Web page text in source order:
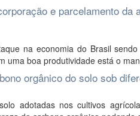
e parcelamento
na economia do Brasil
uma boa produtividade está o
orgânico do solo sob
adotadas nos cultivos